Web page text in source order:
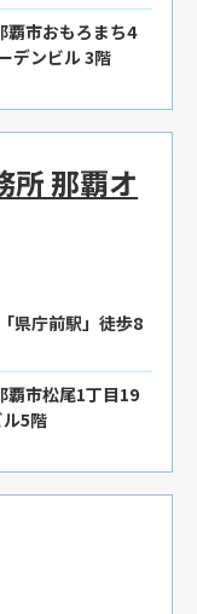
覇市おもろまち4
デンビル 3階
所 那覇オ
県庁前駅」徒歩8
覇市松尾1丁目19
5階